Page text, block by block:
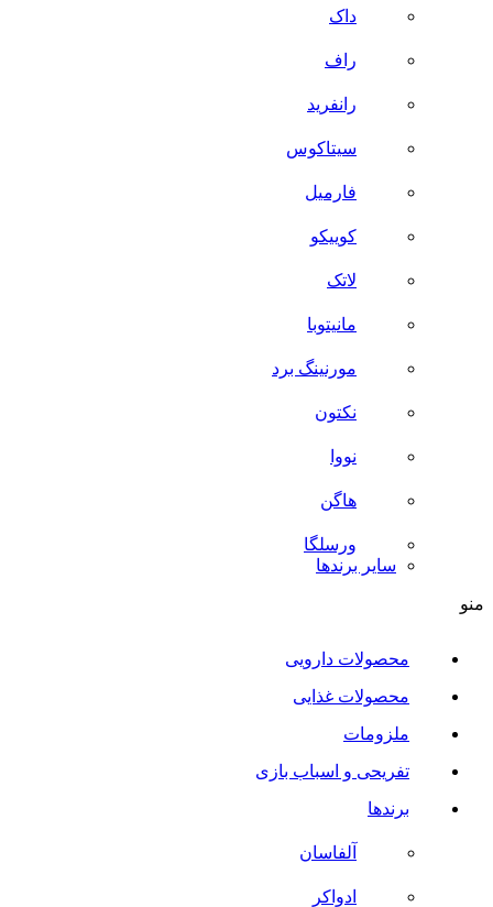
داک
راف
رانفرید
سیتاکوس
فارمیل
کوییکو
لاتک
مانیتوبا
مورنینگ برد
نکتون
نووا
هاگن
ورسلگا
سایر برند‌ها
منو
محصولات دارویی
محصولات غذایی
ملزومات
تفریحی و اسباب بازی
برندها
آلفاسان
ادواکر